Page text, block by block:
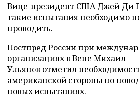
Вице-президент США Джей Ди
такие испытания необходимо
проводить.
Постпред России при
организациях в Вене Михаил
Ульянов отметил
американской стороны по
новых испытаниях.